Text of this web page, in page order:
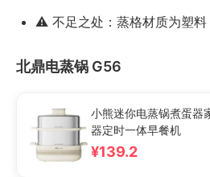
⚠️ 不足之处：蒸格材质为塑料
北鼎电蒸锅 G56
小熊迷你电蒸锅煮蛋器
器定时一体早餐机
¥139.2